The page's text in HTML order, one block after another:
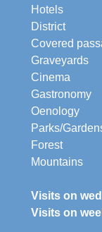
Hotels
District
Covered
Graveyards
Cinema
Gastronomy
Oenology
Parks/
Forest
Mountains
Visits on
Visits on